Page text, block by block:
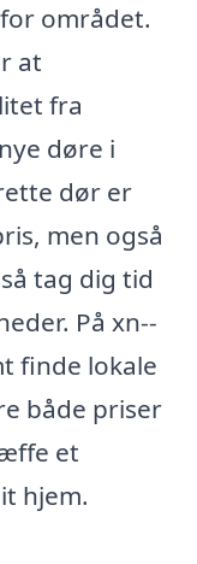
området.
at
fra
døre i
dør er
men også
tag dig tid
På xn--
finde lokale
både priser
et
hjem.